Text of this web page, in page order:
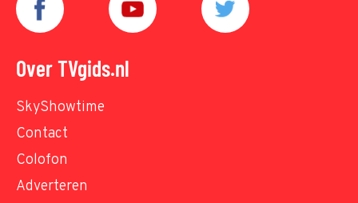
Over TVgids.nl
SkyShowtime
Contact
Colofon
Adverteren